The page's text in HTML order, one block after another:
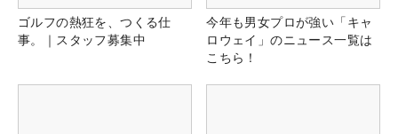
ゴルフの熱狂を、つくる仕
事。｜スタッフ募集中
今年も男女プロが強い「キャ
ロウェイ」のニュース一覧は
こちら！